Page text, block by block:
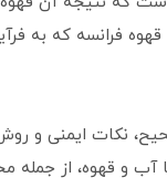
که به فرآیند
نکات ایمنی و
آب و قهوه، از جمله